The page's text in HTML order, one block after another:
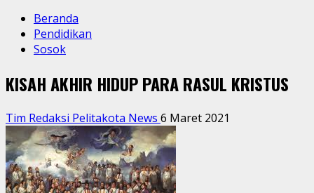
Beranda
Pendidikan
Sosok
KISAH AKHIR HIDUP PARA RASUL KRISTUS
Tim Redaksi Pelitakota News 6 Maret 2021